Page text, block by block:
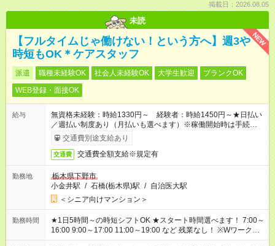
掲載日：2026.08.05
未読
NEW
【フルタイムじゃ働けない！という方へ】週3や
時短もOK＊ケアスタッフ
派遣 職種未経験OK 社会人未経験OK 大学生歓迎
ブランクOK
WEB登録・面接OK
給与
無資格未経験：時給1330円～ 経験者：時給1450円～★日払い
／週払い制度あり（月払いも選べます）※稼働開始時は手続き完
了次第のお支払いとなります。
交通費別途支給あり
交通費 交通費全額支給※規定有
勤務地
栃木県下野市
小金井駅 / 石橋(栃木県)駅 / 自治医大駅
＜シニア向けマンション＞
勤務時間
★1日5時間～の時短シフトOK ★スタート時間選べます！ 7:00～
16:00 9:00～17:00 11:00～19:00 など 残業なし！ ※Wワークの
場合、他のお仕事と合わせ週40時間超の就業はご案内できませ